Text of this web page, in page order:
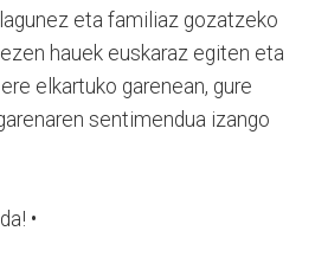
eta familiaz gozatzeko
hauek euskaraz egiten eta
elkartuko garenean, gure
sentimendua izango
•